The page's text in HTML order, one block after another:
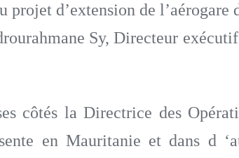
d’extension de l’aérogare
Sy, Directeur
côtés la Directrice des
en Mauritanie et dans d